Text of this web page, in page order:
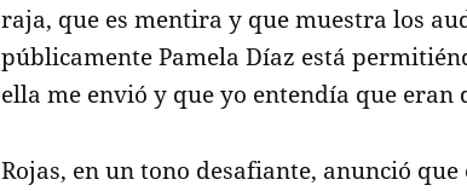
raja, que es mentira y que muestra los
públicamente Pamela Díaz está
ella me envió y que yo entendía que eran
Rojas, en un tono desafiante, anunció